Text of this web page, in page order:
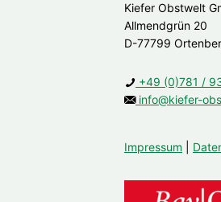
Kiefer Obstwelt
Allmendgrün 20
D-77799
+49 (0)781 /
info@kiefer-
Impressum